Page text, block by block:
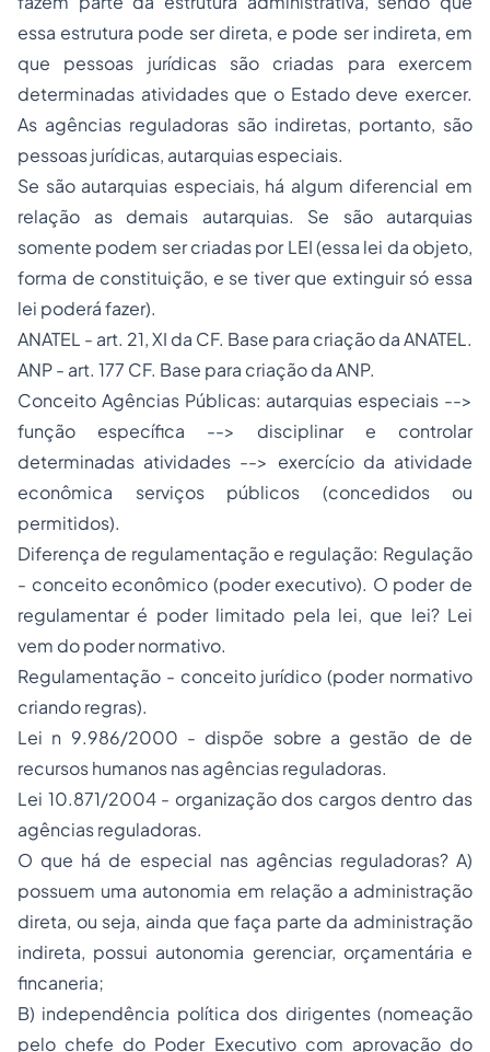
essa estrutura pode ser direta, e pode ser indireta, em
que pessoas jurídicas são criadas para exercem
determinadas atividades que o Estado deve exercer.
As agências reguladoras são indiretas, portanto, são
pessoas jurídicas, autarquias especiais.
Se são autarquias especiais, há algum diferencial em
relação as demais autarquias. Se são autarquias
somente podem ser criadas por LEI (essa lei da objeto,
forma de constituição, e se tiver que extinguir só essa
lei poderá fazer).
ANATEL - art. 21, XI da CF. Base para criação da ANATEL.
ANP - art. 177 CF. Base para criação da ANP.
Conceito Agências Públicas: autarquias especiais -->
função específica --> disciplinar e controlar
determinadas atividades --> exercício da atividade
econômica serviços públicos (concedidos ou
permitidos).
Diferença de regulamentação e regulação: Regulação
- conceito econômico (poder executivo). O poder de
regulamentar é poder limitado pela lei, que lei? Lei
vem do poder normativo.
Regulamentação - conceito jurídico (poder normativo
criando regras).
Lei n 9.986/2000 - dispõe sobre a gestão de de
recursos humanos nas agências reguladoras.
Lei 10.871/2004 - organização dos cargos dentro das
agências reguladoras.
O que há de especial nas agências reguladoras? A)
possuem uma autonomia em relação a administração
direta, ou seja, ainda que faça parte da administração
indireta, possui autonomia gerenciar, orçamentária e
fincaneria;
B) independência política dos dirigentes (nomeação
pelo chefe do Poder Executivo com aprovação do